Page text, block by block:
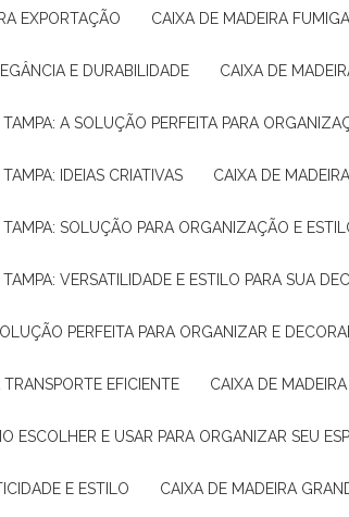
EXPORTAÇÃO CAIXA DE MADEIRA
E DURABILIDADE CAIXA DE
A SOLUÇÃO PERFEITA PARA
IDEIAS CRIATIVAS CAIXA DE
TAMPA: SOLUÇÃO PARA ORGANIZAÇÃO E
VERSATILIDADE E ESTILO PARA SUA
PERFEITA PARA ORGANIZAR E
TRANSPORTE EFICIENTE CAIXA DE
ESCOLHER E USAR PARA ORGANIZAR SEU
E ESTILO CAIXA DE MADEIRA